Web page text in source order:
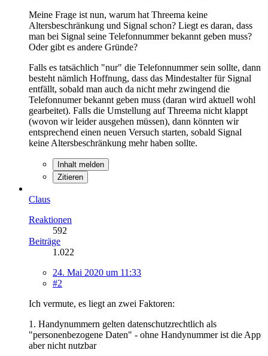
Meine Frage ist nun, warum hat Threema keine
Altersbeschränkung und Signal schon? Liegt es daran, dass
man bei Signal seine Telefonnummer bekannt geben muss?
Oder gibt es andere Gründe?
Falls es tatsächlich "nur" die Telefonnummer sein sollte, dann
besteht nämlich Hoffnung, dass das Mindestalter für Signal
entfällt, sobald man auch da nicht mehr zwingend die
Telefonnumer bekannt geben muss (daran wird aktuell wohl
gearbeitet). Falls die Umstellung auf Threema nicht klappt
(wovon wir leider ausgehen müssen), dann könnten wir
entsprechend einen neuen Versuch starten, sobald Signal
keine Altersbeschränkung mehr haben sollte.
Inhalt melden
Zitieren
Claus
Reaktionen
592
Beiträge
1.022
24. Mai 2020 um 11:33
#2
Ich vermute, es liegt an zwei Faktoren:
1. Handynummern gelten datenschutzrechtlich als
"personenbezogene Daten" - ohne Handynummer ist die App
aber nicht nutzbar